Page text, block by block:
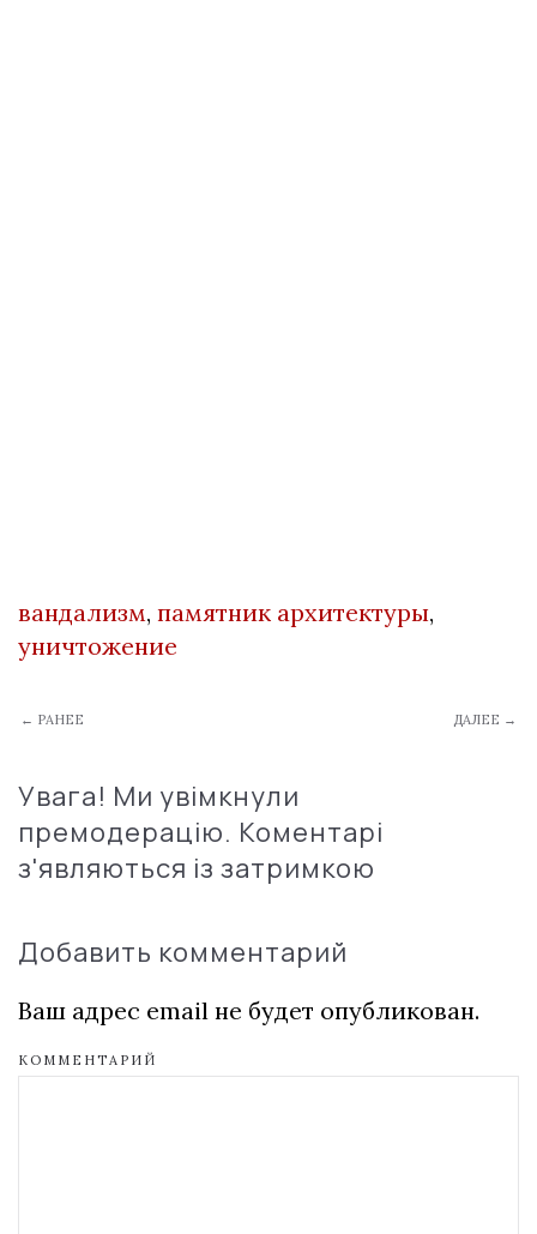
вандализм, памятник архитектуры,
уничтожение
← РАНЕЕ ДАЛЕЕ →
Увага! Ми увімкнули
премодерацію. Коментарі
з'являються із затримкою
Добавить комментарий
Ваш адрес email не будет опубликован.
КОММЕНТАРИЙ